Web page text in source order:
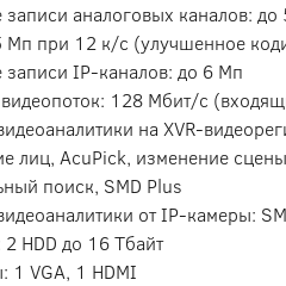
аналоговых каналов:
Мп при 12 к/с (улучшенное
IP-каналов: до 6 Мп
128 Мбит/с
на XVR-
лиц, AcuPick, изменение
поиск, SMD Plus
от IP-камеры:
HDD до 16 Тбайт
1 VGA, 1 HDMI